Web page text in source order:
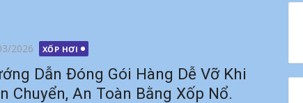
2026 XỐP HƠI
Dẫn Đóng Gói Hàng Dễ Vỡ Khi
Chuyển, An Toàn Bằng Xốp Nổ.